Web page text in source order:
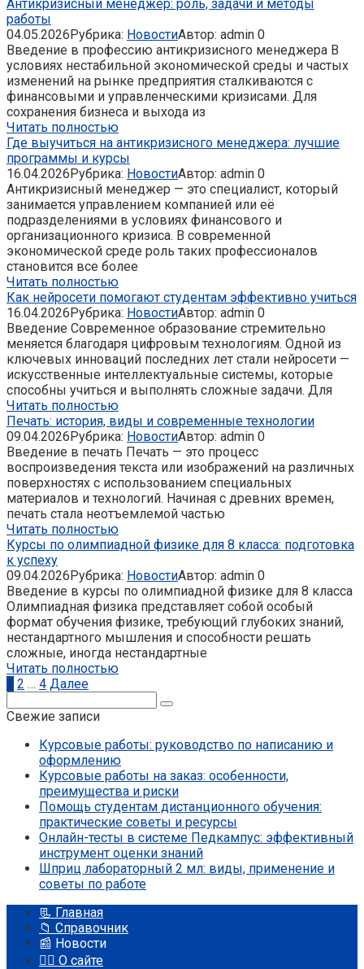
Антикризисный менеджер: роль, задачи и методы
работы
04.05.2026Рубрика: НовостиАвтор: admin 0
Введение в профессию антикризисного менеджера В
условиях нестабильной экономической среды и частых
изменений на рынке предприятия сталкиваются с
финансовыми и управленческими кризисами. Для
сохранения бизнеса и выхода из
Читать полностью
Где выучиться на антикризисного менеджера: лучшие
программы и курсы
16.04.2026Рубрика: НовостиАвтор: admin 0
Антикризисный менеджер — это специалист, который
занимается управлением компанией или её
подразделениями в условиях финансового и
организационного кризиса. В современной
экономической среде роль таких профессионалов
становится все более
Читать полностью
Как нейросети помогают студентам эффективно учиться
16.04.2026Рубрика: НовостиАвтор: admin 0
Введение Современное образование стремительно
меняется благодаря цифровым технологиям. Одной из
ключевых инноваций последних лет стали нейросети —
искусственные интеллектуальные системы, которые
способны учиться и выполнять сложные задачи. Для
Читать полностью
Печать: история, виды и современные технологии
09.04.2026Рубрика: НовостиАвтор: admin 0
Введение в печать Печать — это процесс
воспроизведения текста или изображений на различных
поверхностях с использованием специальных
материалов и технологий. Начиная с древних времен,
печать стала неотъемлемой частью
Читать полностью
Курсы по олимпиадной физике для 8 класса: подготовка
к успеху
09.04.2026Рубрика: НовостиАвтор: admin 0
Введение в курсы по олимпиадной физике для 8 класса
Олимпиадная физика представляет собой особый
формат обучения физике, требующий глубоких знаний,
нестандартного мышления и способности решать
сложные, иногда нестандартные
Читать полностью
Пагинация
1 2 … 4 Далее
Свежие записи
Курсовые работы: руководство по написанию и
оформлению
Курсовые работы на заказ: особенности,
преимущества и риски
Помощь студентам дистанционного обучения:
практические советы и ресурсы
Онлайн-тесты в системе Педкампус: эффективный
инструмент оценки знаний
Шприц лабораторный 2 мл: виды, применение и
советы по работе
📃 Главная
📁 Справочник
📰 Новости
🤵‍♂️ О сайте